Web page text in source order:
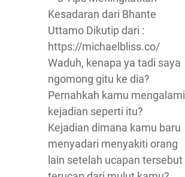
Kesadaran dari Bhante
Uttamo Dikutip dari :
https://michaelbliss.co/
Waduh, kenapa ya tadi saya
ngomong gitu ke dia?
Pernahkah kamu mengalami
kejadian seperti itu?
Kejadian dimana kamu baru
menyadari menyakiti orang
lain setelah ucapan tersebut